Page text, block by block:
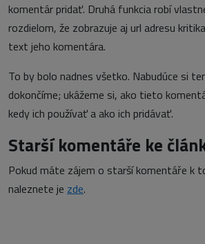
komentár pridať. Druhá funkcia robí
rozdielom, že zobrazuje aj url adresu
text jeho komentára.
To by bolo nadnes všetko. Nabudúce si
dokončíme; ukážeme si, ako tieto
kedy ich používať a ako ich pridávať.
Starší komentáře ke
Pokud máte zájem o starší komentáře k
naleznete je zde.